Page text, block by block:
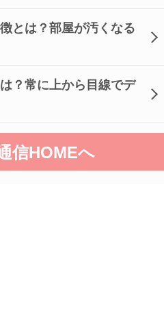
とは？部屋が汚くなる
？常に上から目線でデ
信HOMEへ